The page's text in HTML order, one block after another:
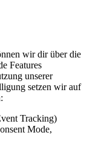
wir dir über die
Features
unserer
setzen wir auf
Tracking)
Mode,